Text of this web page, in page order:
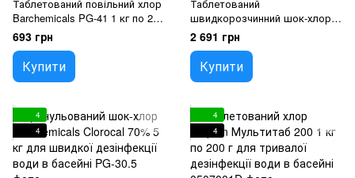
Таблетований повільний хлор
Barchemicals PG-41 1 кг по 200
г для дезінфекції води в
басейні
693 грн
Купити
Таблетований
швидкорозчинний шок-хлор
Barchemicals PG-35 Biclor 56 5
кг по 20 г для басейну
2 691 грн
Купити
4
4
4
4